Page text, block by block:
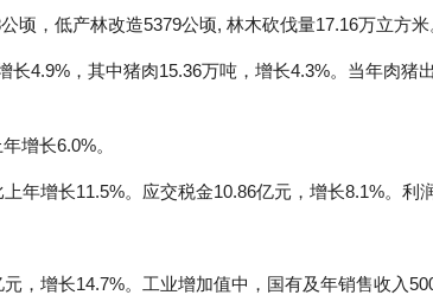
顷，低产林改造5379公顷, 林木砍伐量17.16万立方米
长4.9%，其中猪肉15.36万吨，增长4.3%。当年肉猪
增长6.0%。
年增长11.5%。应交税金10.86亿元，增长8.1%。利
，增长14.7%。工业增加值中，国有及年销售收入